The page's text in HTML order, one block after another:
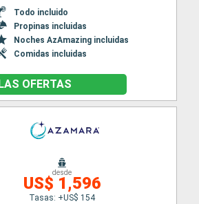
Todo incluido
Propinas incluidas
Noches AzAmazing incluidas
Comidas incluidas
OFERTAS
desde
US$ 1,596
Tasas: +US$ 154